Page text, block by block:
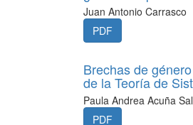
Juan Antonio Carrasco
PDF
Brechas de
de la Teoría de
Paula Andrea Acuña
PDF